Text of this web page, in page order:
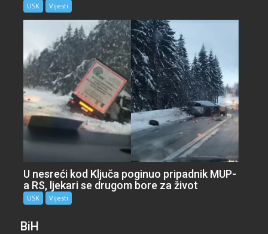
USK Vijesti
U nesreći kod Ključa poginuo pripadnik MUP-
a RS, ljekari se drugom bore za život
USK Vijesti
BiH